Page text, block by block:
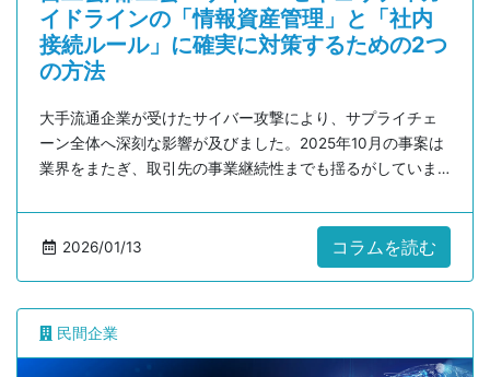
イドラインの「情報資産管理」と「社内
接続ルール」に確実に対策するための2つ
の方法
大手流通企業が受けたサイバー攻撃により、サプライチェ
ーン全体へ深刻な影響が及びました。2025年10月の事案は
業界をまたぎ、取引先の事業継続性までも揺るがしていま
そして多層的なサプライチェーンを持つ自動車業界では1社
の脆弱性が全体へ波及するリスクがさらに高く、中小企業
うち「情報資産の管理（機器）」と「社内接続ルール」に
2026/01/13 コラムを読む
民間企業